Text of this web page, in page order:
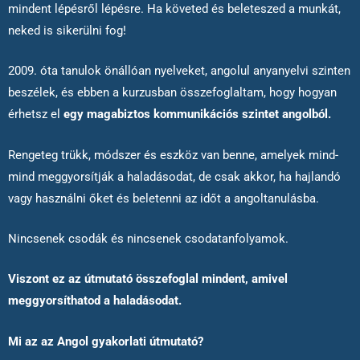
mindent lépésről lépésre. Ha követed és beleteszed a munkát,
neked is sikerülni fog!
2009. óta tanulok önállóan nyelveket, angolul anyanyelvi szinten
beszélek, és ebben a kurzusban összefoglaltam, hogy hogyan
érhetsz el egy magabiztos kommunikációs szintet angolból.
Rengeteg trükk, módszer és eszköz van benne, amelyek mind-
mind meggyorsítják a haladásodat, de csak akkor, ha hajlandó
vagy használni őket és beletenni az időt a angoltanulásba.
Nincsenek csodák és nincsenek csodatanfolyamok.
Viszont ez az útmutató összefoglal mindent, amivel
meggyorsíthatod a haladásodat.
Mi az az Angol gyakorlati útmutató?